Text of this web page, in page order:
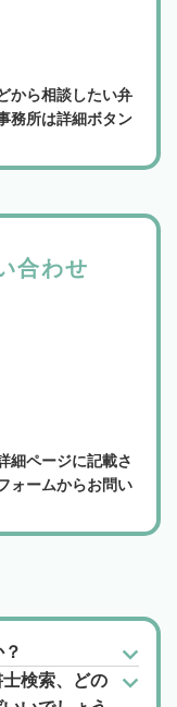
から相談したい弁
務所は詳細ボタン
合わせ
細ページに記載さ
ォームからお問い
検索、どの